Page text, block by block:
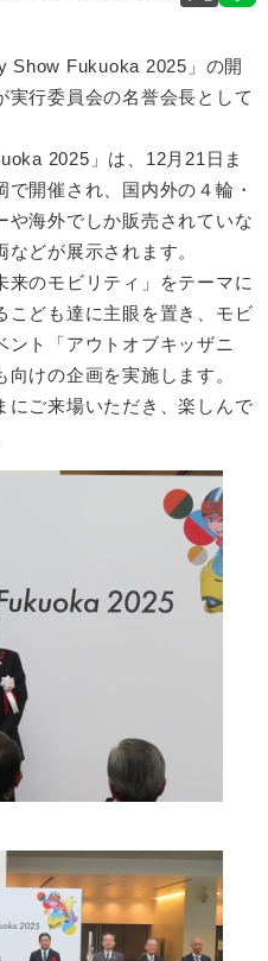
Fukuoka 2025」の開
行委員会の名誉会長として
2025」は、12月21日ま
開催され、国内外の４輪・
や海外でしか販売されていな
どが展示されます。
のモビリティ」をテーマに
こども達に主眼を置き、モビ
ント「アウトオブキッザニ
けの企画を実施します。
ご来場いただき、楽しんで